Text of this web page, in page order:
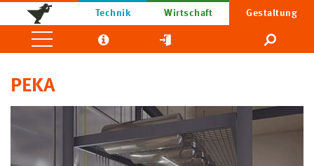
Technik Wirtschaft Gestaltung
PEKA